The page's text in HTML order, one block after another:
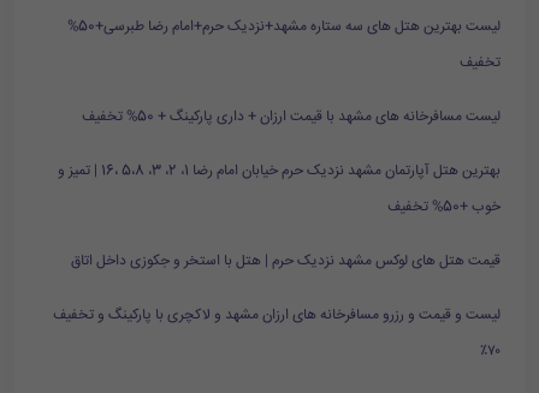
لیست بهترین هتل های سه ستاره مشهد+نزدیک حرم+امام رضا طبرسی+50%
تخفیف
لیست مسافرخانه های مشهد با قیمت ارزان + داری پارکینگ + 50% تخفیف
بهترین هتل آپارتمان مشهد نزدیک حرم خیابان امام رضا 1، 2، 3، 5،8 ،16 | تمیز و
خوب +50% تخفیف
قیمت هتل های لوکس مشهد نزدیک حرم | هتل با استخر و جکوزی داخل اتاق
لیست و قیمت و رزرو مسافرخانه های ارزان مشهد و لاکچری با پارکینگ و تخفیف
۷۰٪